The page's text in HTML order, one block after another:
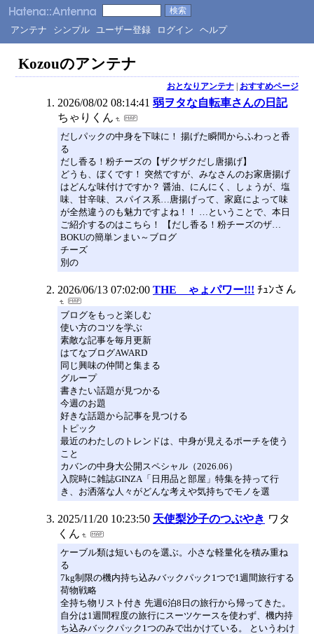
アンテナ シンプル ユーザー登録 ログイン ヘルプ
Kozouのアンテナ
おとなりアンテナ| おすすめページ
2026/08/02 08:14:41 弱ヲタな自転車さんの日記
ちゃりくん
だしパックの中身を下味に！ 揚げた瞬間からふわっと香
る
だし香る！粉チーズの【ザクザクだし唐揚げ】
どうも、ぼくです！ 突然ですが、みなさんのお家唐揚げ
はどんな味付けですか？ 醤油、にんにく、しょうが、塩
味、甘辛味、スパイス系…唐揚げって、家庭によって味
が全然違うのも魅力ですよね！！ …ということで、本日
ご紹介するのはこちら！ 【だし香る！粉チーズのザ…
BOKUの簡単ンまい～ブログ
チーズ
別の
2026/06/13 07:02:00 THE ゃょパワー!!! ﾁｭﾝさん
ブログをもっと楽しむ
使い方のコツを学ぶ
素敵な記事を毎月更新
はてなブログAWARD
同じ興味の仲間と集まる
グループ
書きたい話題が見つかる
今週のお題
好きな話題から記事を見つける
トピック
最近のわたしのトレンドは、中身が見えるポーチを使う
こと
カバンの中身大公開スペシャル（2026.06）
入院時に雑誌GINZA「日用品と部屋」特集を持って行
き、お洒落な人々がどんな考えや気持ちでモノを選
2025/11/20 10:23:50 天使梨沙子のつぶやき ワタ
くん
ケーブル類は短いものを選ぶ。小さな軽量化を積み重ね
る
7kg制限の機内持ち込みバックパック1つで1週間旅行する
荷物戦略
全持ち物リスト付き 先週6泊8日の旅行から帰ってきた。
自分は1週間程度の旅行にスーツケースを使わず、機内持
ち込みバックパック1つのみで出かけている。 というわけ